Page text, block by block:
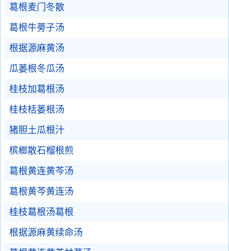
葛根麦门冬散
葛根牛蒡子汤
根据源麻黄汤
瓜蒌根冬瓜汤
桂枝加葛根汤
桂枝栝蒌根汤
猪胆土瓜根汁
槟榔散石榴根煎
葛根黄连黄芩汤
葛根黄芩黄连汤
桂枝葛根汤葛根
根据源麻黄续命汤